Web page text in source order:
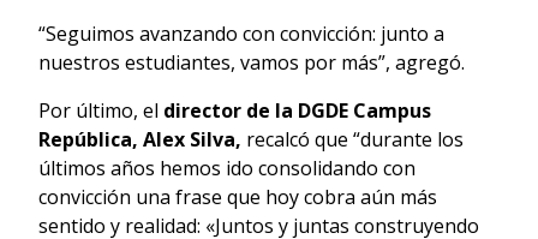
“Seguimos avanzando con convicción: junto a
nuestros estudiantes, vamos por más”, agregó.
Por último, el director de la DGDE Campus
República, Alex Silva, recalcó que “durante los
últimos años hemos ido consolidando con
convicción una frase que hoy cobra aún más
sentido y realidad: «Juntos y juntas construyendo